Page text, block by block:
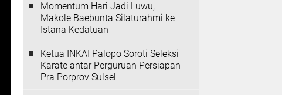
Momentum Hari Jadi Luwu,
Makole Baebunta Silaturahmi ke
Istana Kedatuan
Ketua INKAI Palopo Soroti Seleksi
Karate antar Perguruan Persiapan
Pra Porprov Sulsel